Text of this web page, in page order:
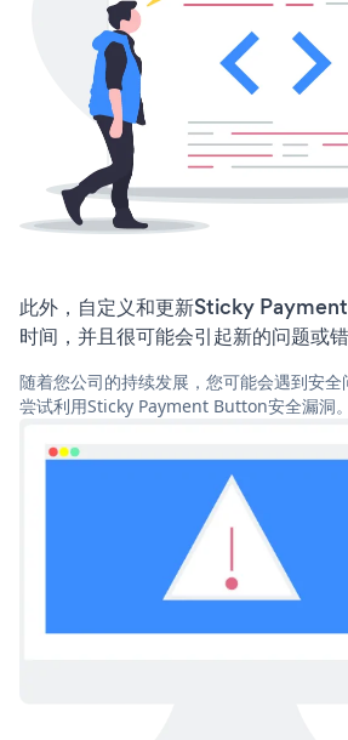
此外，自定义和更新Sticky
时间，并且很可能会引起新的问题或错
随着您公司的持续发展，您可能会遇到安
尝试利用Sticky Payment Button安全漏洞。